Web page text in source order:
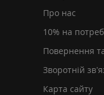
Про нас
10% на
Повернення
Зворотній
Карта сайту